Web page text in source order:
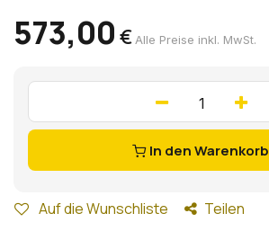
573,00 € Alle Preise inkl. MwSt.
In den Warenkorb
Auf die Wunschliste Teilen